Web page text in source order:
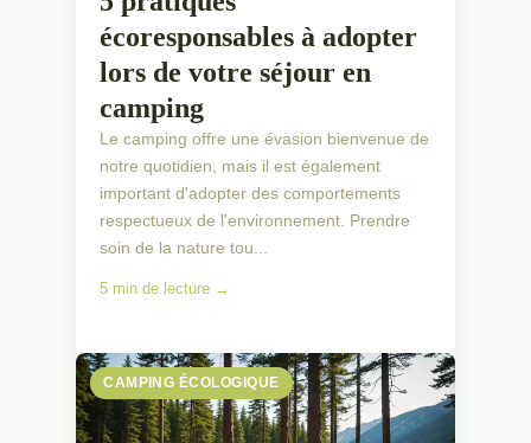
CAMPING ÉCOLOGIQUE
écoresponsables à adopter
lors de votre séjour en
camping
Le camping offre une évasion bienvenue de
notre quotidien, mais il est également
important d'adopter des comportements
respectueux de l'environnement. Prendre
soin de la nature tou...
5 min de lecture →